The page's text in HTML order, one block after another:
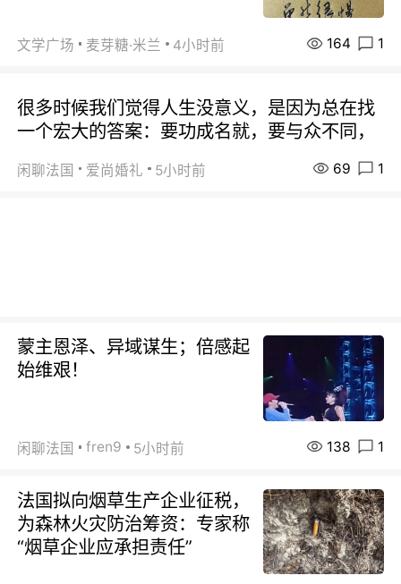
文学广场 麦芽糖·米兰 4小时前 164 1
很多时候我们觉得人生没意义，是因为总在找
一个宏大的答案：要功成名就，要与众不同，
闲聊法国 爱尚婚礼 5小时前 69 1
蒙主恩泽、异域谋生；倍感起
始维艰！
闲聊法国 fren9 5小时前 138 1
法国拟向烟草生产企业征税，
为森林火灾防治筹资：专家称
“烟草企业应承担责任”